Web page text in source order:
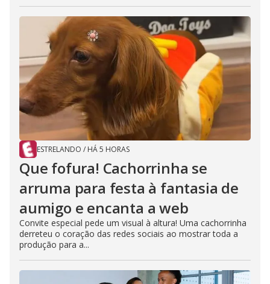
ESTRELANDO / HÁ 5 HORAS
Que fofura! Cachorrinha se
arruma para festa à fantasia de
aumigo e encanta a web
Convite especial pede um visual à altura! Uma cachorrinha
derreteu o coração das redes sociais ao mostrar toda a
produção para a...